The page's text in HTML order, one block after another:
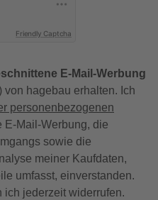
Friendly Captcha
E-Mail-Werbung
hagebau erhalten. Ich
personenbezogenen
E-Mail-Werbung, die
sowie die
meiner Kaufdaten,
umfasst, einverstanden.
ich jederzeit widerrufen.